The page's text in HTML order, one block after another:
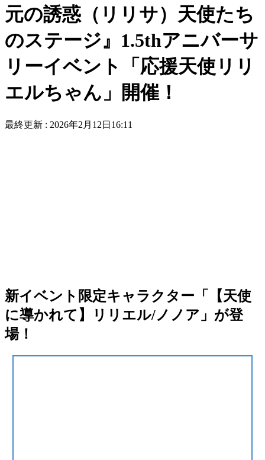
元の誘惑（リリサ）天使たち
のステージ』1.5thアニバーサ
リーイベント「応援天使リリ
エルちゃん」開催！
最終更新 : 2026年2月12日16:11
新イベント限定キャラクター「【天使
に導かれて】リリエル/ノノア」が登
場！